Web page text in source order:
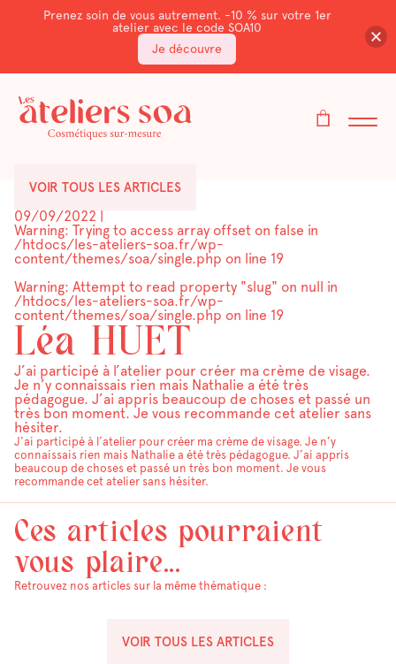
VOIR TOUS LES ARTICLES
09/09/2022 |
Warning: Trying to access array offset on false in
/htdocs/les-ateliers-soa.fr/wp-
content/themes/soa/single.php on line 19
Warning: Attempt to read property "slug" on null in
/htdocs/les-ateliers-soa.fr/wp-
content/themes/soa/single.php on line 19
Léa HUET
J’ai participé à l’atelier pour créer ma crème de visage.
Je n’y connaissais rien mais Nathalie a été très
pédagogue. J’ai appris beaucoup de choses et passé un
très bon moment. Je vous recommande cet atelier sans
hésiter.
J’ai participé à l’atelier pour créer ma crème de visage. Je n’y
connaissais rien mais Nathalie a été très pédagogue. J’ai appris
beaucoup de choses et passé un très bon moment. Je vous
recommande cet atelier sans hésiter.
Ces articles pourraient
vous plaire...
Retrouvez nos articles sur la même thématique :
VOIR TOUS LES ARTICLES
Prenez soin de vous autrement. -10 % sur votre 1er
atelier avec le code SOA10
Je découvre